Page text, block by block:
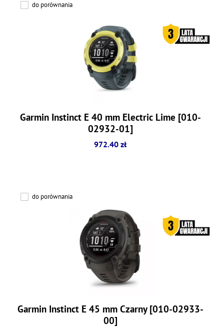
do porównania
Garmin Instinct E 40 mm Electric Lime [010-
02932-01]
972.40 zł
do porównania
Garmin Instinct E 45 mm Czarny [010-02933-
00]